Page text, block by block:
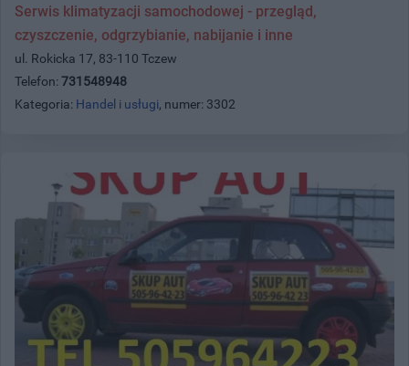
Serwis klimatyzacji samochodowej - przegląd,
czyszczenie, odgrzybianie, nabijanie i inne
ul. Rokicka 17, 83-110 Tczew
Telefon: 731548948
Kategoria: Handel i usługi, numer: 3302